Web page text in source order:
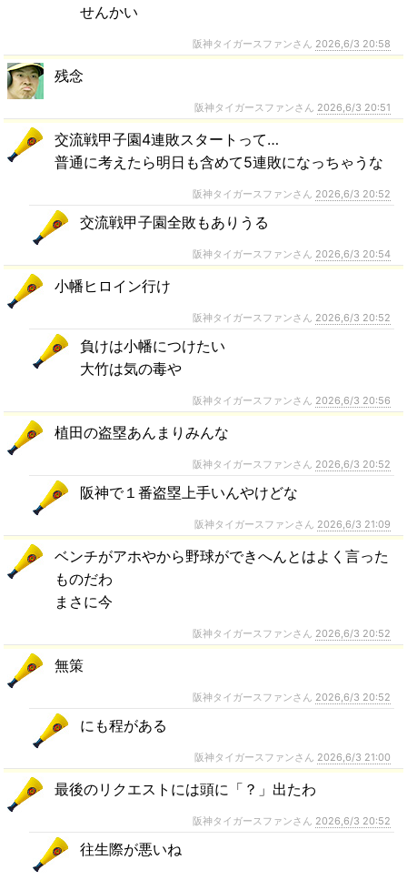
せんかい
阪神タイガースファンさん 2026,6/3 20:58
残念
阪神タイガースファンさん 2026,6/3 20:51
交流戦甲子園4連敗スタートって…
普通に考えたら明日も含めて5連敗になっちゃうな
阪神タイガースファンさん 2026,6/3 20:52
交流戦甲子園全敗もありうる
阪神タイガースファンさん 2026,6/3 20:54
小幡ヒロイン行け
阪神タイガースファンさん 2026,6/3 20:52
負けは小幡につけたい
大竹は気の毒や
阪神タイガースファンさん 2026,6/3 20:56
植田の盗塁あんまりみんな
阪神タイガースファンさん 2026,6/3 20:52
阪神で１番盗塁上手いんやけどな
阪神タイガースファンさん 2026,6/3 21:09
ベンチがアホやから野球ができへんとはよく言った
ものだわ
まさに今
阪神タイガースファンさん 2026,6/3 20:52
無策
阪神タイガースファンさん 2026,6/3 20:52
にも程がある
阪神タイガースファンさん 2026,6/3 21:00
最後のリクエストには頭に「？」出たわ
阪神タイガースファンさん 2026,6/3 20:52
往生際が悪いね